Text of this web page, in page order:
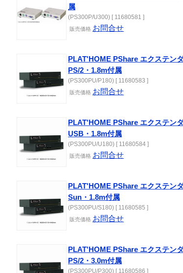
属
(PS300P/U300) [ 11680581 ]
販売価格 お問合せ
PLAT'HOME PShare エクステン
PS/2・1.8m付属
(PS300PU/P180) [ 11680583 ]
販売価格 お問合せ
PLAT'HOME PShare エクステン
USB・1.8m付属
(PS300PU/U180) [ 11680584 ]
販売価格 お問合せ
PLAT'HOME PShare エクステン
Sun・1.8m付属
(PS300PU/S180) [ 11680585 ]
販売価格 お問合せ
PLAT'HOME PShare エクステン
PS/2・3.0m付属
(PS300PU/P300) [ 11680586 ]